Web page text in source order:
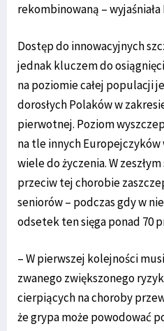
rekombinowaną –
Dostęp do innowacyjnych
jednak kluczem do
na poziomie całej populacji
dorosłych Polaków w
pierwotnej. Poziom
na tle innych
wiele do życzenia. W
przeciw tej chorobie
seniorów – podczas gdy w
odsetek ten sięga ponad 70
– W pierwszej kolejności
zwanego zwiększonego
cierpiących na choroby
że grypa może powodować